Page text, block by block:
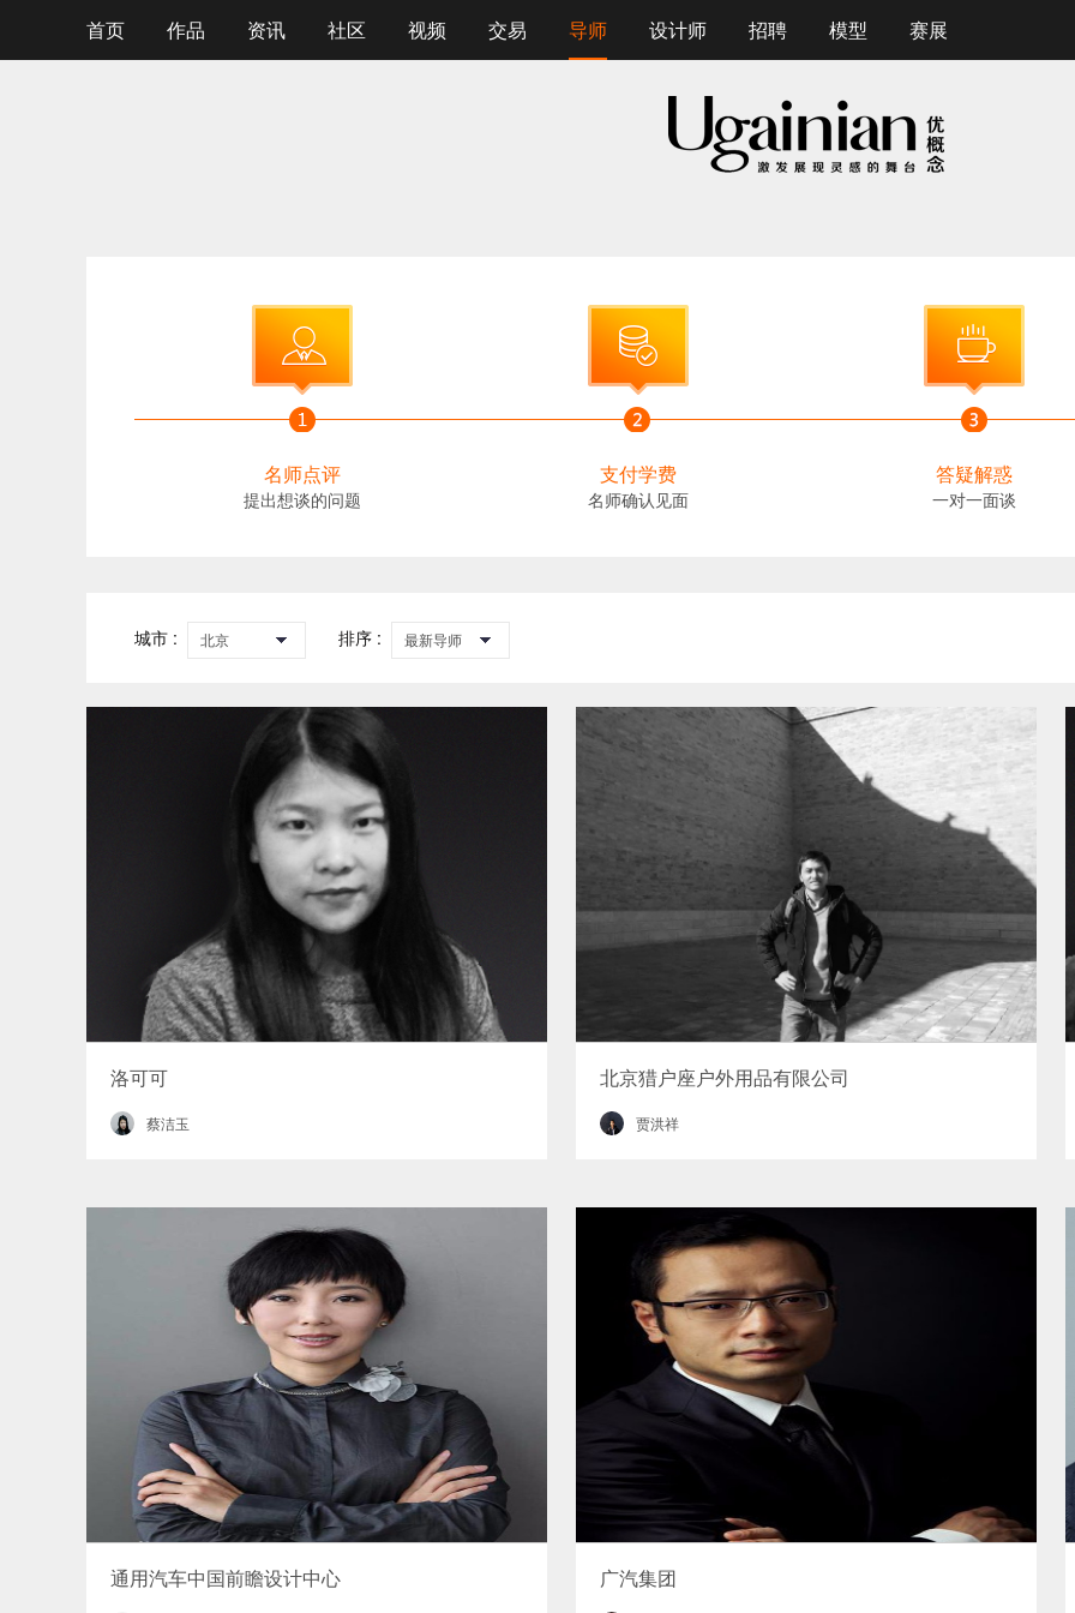
首页 作品 资讯 社区 视频 交易 导师 设计师 招聘 模型 赛展
名师点评
提出想谈的问题
支付学费
名师确认见面
答疑解惑
一对一面谈
城市 : 北京 排序 : 最新导师
洛可可
蔡洁玉
北京猎户座户外用品有限公司
贾洪祥
通用汽车中国前瞻设计中心 广汽集团